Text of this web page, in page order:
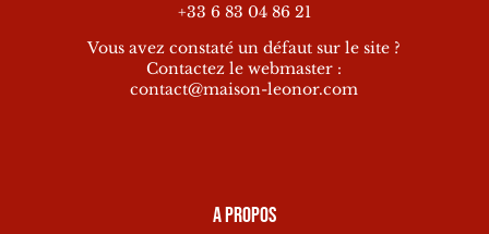
+33 6 83 04 86 21
Vous avez constaté un défaut sur le site ?
Contactez le webmaster :
contact@maison-leonor.com
A propos